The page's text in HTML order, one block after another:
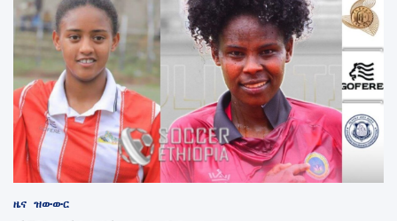
ዜና ዝውውር